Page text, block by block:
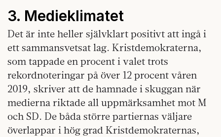
3. Medieklimatet
Det är inte heller självklart positivt att ingå i
ett sammansvetsat lag. Kristdemokraterna,
som tappade en procent i valet trots
rekordnoteringar på över 12 procent våren
2019, skriver att de hamnade i skuggan när
medierna riktade all uppmärksamhet mot M
och SD. De båda större partiernas väljare
överlappar i hög grad Kristdemokraternas,